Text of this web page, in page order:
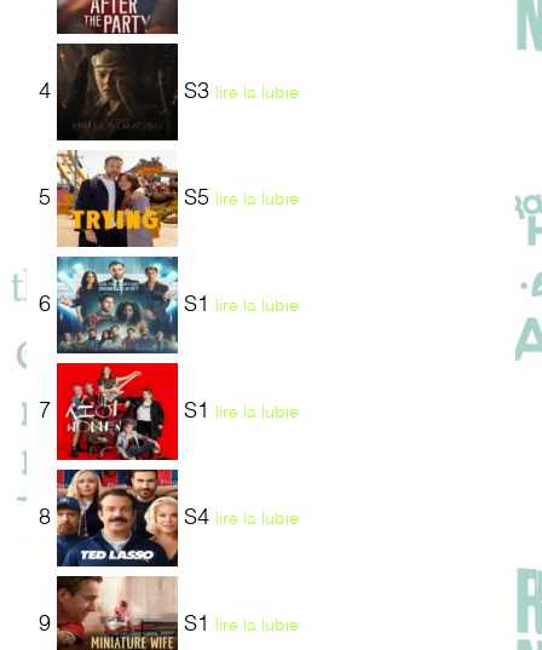
4 S3 lire la lubie
5 S5 lire la lubie
6 S1 lire la lubie
7 S1 lire la lubie
8 S4 lire la lubie
9 S1 lire la lubie